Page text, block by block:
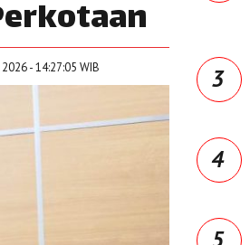
- 14:27:05 WIB 3
4